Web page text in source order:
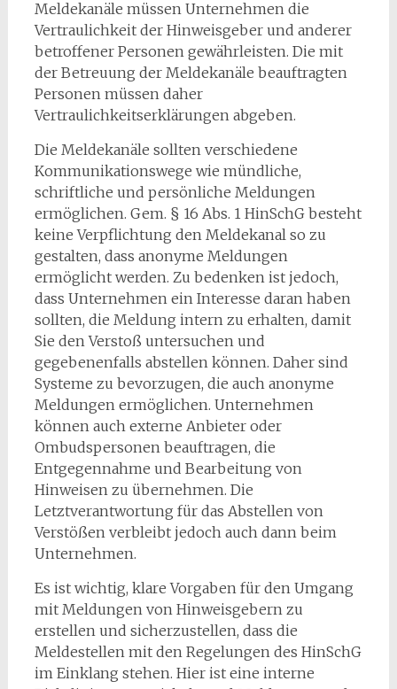
Meldekanäle müssen Unternehmen die
Vertraulichkeit der Hinweisgeber und anderer
betroffener Personen gewährleisten. Die mit
der Betreuung der Meldekanäle beauftragten
Personen müssen daher
Vertraulichkeitserklärungen abgeben.
Die Meldekanäle sollten verschiedene
Kommunikationswege wie mündliche,
schriftliche und persönliche Meldungen
ermöglichen. Gem. § 16 Abs. 1 HinSchG besteht
keine Verpflichtung den Meldekanal so zu
gestalten, dass anonyme Meldungen
ermöglicht werden. Zu bedenken ist jedoch,
dass Unternehmen ein Interesse daran haben
sollten, die Meldung intern zu erhalten, damit
Sie den Verstoß untersuchen und
gegebenenfalls abstellen können. Daher sind
Systeme zu bevorzugen, die auch anonyme
Meldungen ermöglichen. Unternehmen
können auch externe Anbieter oder
Ombudspersonen beauftragen, die
Entgegennahme und Bearbeitung von
Hinweisen zu übernehmen. Die
Letztverantwortung für das Abstellen von
Verstößen verbleibt jedoch auch dann beim
Unternehmen.
Es ist wichtig, klare Vorgaben für den Umgang
mit Meldungen von Hinweisgebern zu
erstellen und sicherzustellen, dass die
Meldestellen mit den Regelungen des HinSchG
im Einklang stehen. Hier ist eine interne